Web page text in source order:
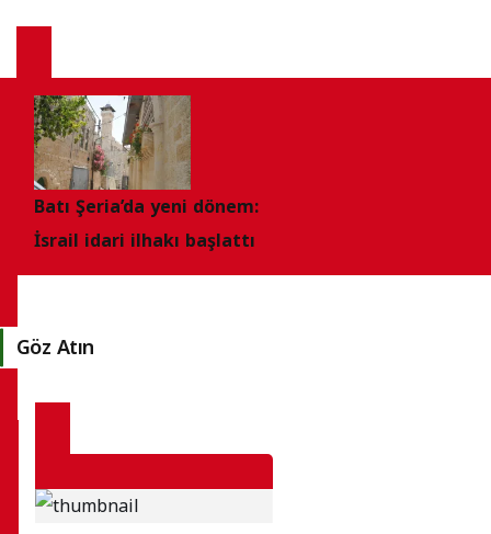
Batı Şeria’da yeni dönem:
İsrail idari ilhakı başlattı
Göz Atın